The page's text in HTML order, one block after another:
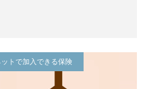
ットで加入できる保険